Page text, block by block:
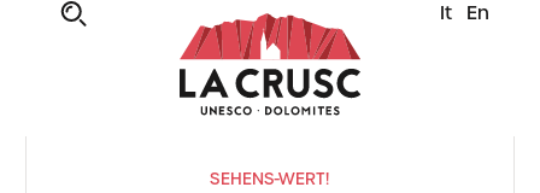
It En
SEHENS-WERT!